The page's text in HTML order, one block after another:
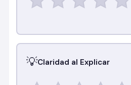
💡Claridad al Explicar